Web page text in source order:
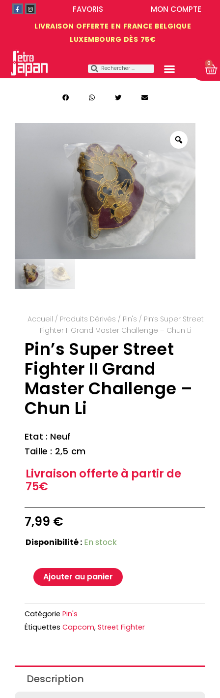
LIVRAISON OFFERTE EN FRANCE BELGIQUE
LUXEMBOURG DÈS 75€
MON COMPTE
FAVORIS
0
Accueil / Produits Dérivés / Pin's / Pin’s Super Street
Fighter II Grand Master Challenge – Chun Li
Pin’s Super Street
Fighter II Grand
Master Challenge –
Chun Li
Etat : Neuf
Taille : 2,5 cm
Livraison offerte à partir de
75€
7,99 €
Disponibilité : En stock
Ajouter au panier
Catégorie Pin's
Étiquettes Capcom, Street Fighter
Description